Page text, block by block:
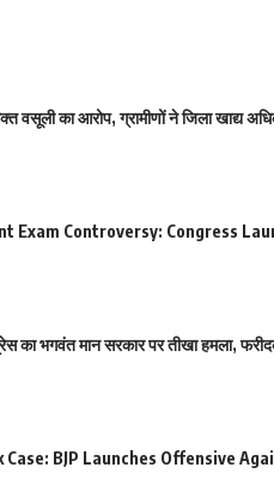
वसूली का आरोप, ग्रामीणों ने जिला खाद्य
Exam Controversy: Congress
का भगवंत मान सरकार पर तीखा हमला,
BJP Launches Offensive